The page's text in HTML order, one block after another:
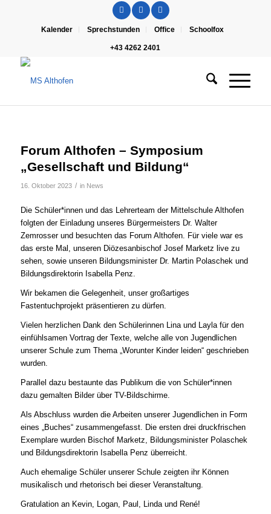
Kalender Sprechstunden Office Schoolfox
+43 4262 2401
Forum Althofen – Symposium
„Gesellschaft und Bildung“
16. Oktober 2023 / in News
Die Schüler*innen und das Lehrerteam der Mittelschule Althofen
folgten der Einladung unseres Bürgermeisters Dr. Walter
Zemrosser und besuchten das Forum Althofen. Für viele war es
das erste Mal, unseren Diözesanbischof Josef Marketz live zu
sehen, sowie unseren Bildungsminister Dr. Martin Polaschek und
Bildungsdirektorin Isabella Penz.
Wir bekamen die Gelegenheit, unser großartiges
Fastentuchprojekt präsentieren zu dürfen.
Vielen herzlichen Dank den Schülerinnen Lina und Layla für den
einfühlsamen Vortrag der Texte, welche alle von Jugendlichen
unserer Schule zum Thema „Worunter Kinder leiden“ geschrieben
wurden.
Parallel dazu bestaunte das Publikum die von Schüler*innen
dazu gemalten Bilder über TV-Bildschirme.
Als Abschluss wurden die Arbeiten unserer Jugendlichen in Form
eines „Buches“ zusammengefasst. Die ersten drei druckfrischen
Exemplare wurden Bischof Marketz, Bildungsminister Polaschek
und Bildungsdirektorin Isabella Penz überreicht.
Auch ehemalige Schüler unserer Schule zeigten ihr Können
musikalisch und rhetorisch bei dieser Veranstaltung.
Gratulation an Kevin, Logan, Paul, Linda und René!